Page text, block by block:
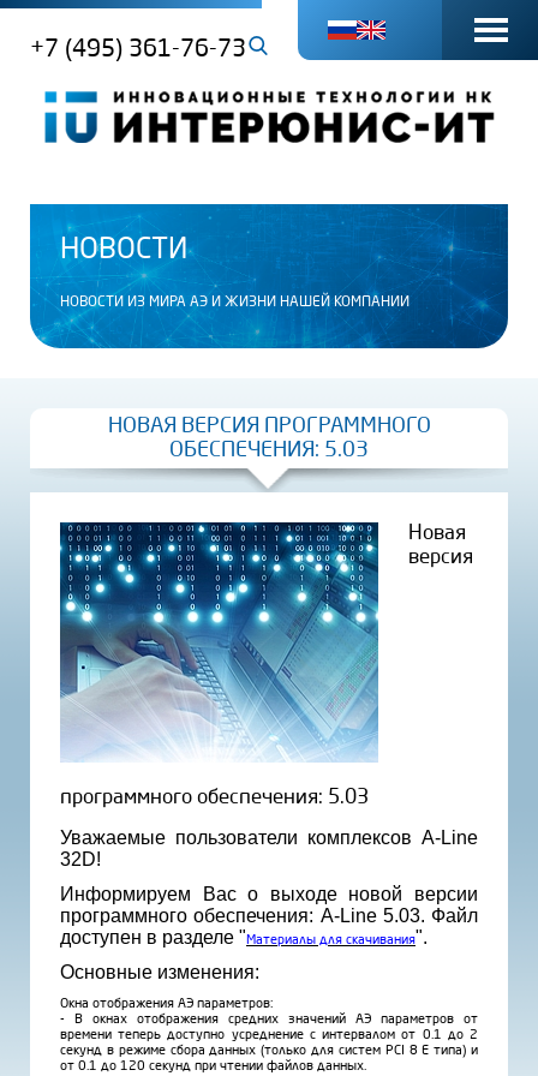
+7 (495) 361-76-73
НОВОСТИ
НОВОСТИ ИЗ МИРА АЭ И ЖИЗНИ НАШЕЙ КОМПАНИИ
НОВАЯ ВЕРСИЯ ПРОГРАММНОГО
ОБЕСПЕЧЕНИЯ: 5.03
Новая
версия
программного обеспечения: 5.03
Уважаемые пользователи комплексов A-Line
32D!
Информируем Вас о выходе новой версии
программного обеспечения: A-Line 5.03. Файл
доступен в разделе " Материалы для скачивания".
Основные изменения:
Окна отображения АЭ параметров:
- В окнах отображения средних значений АЭ параметров от
времени теперь доступно усреднение с интервалом от 0.1 до 2
секунд в режиме сбора данных (только для систем PCI 8 E типа) и
от 0.1 до 120 секунд при чтении файлов данных.